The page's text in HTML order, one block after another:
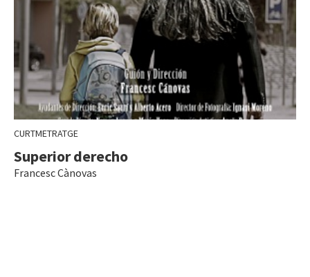
CURTMETRATGE
Superior derecho
Francesc Cànovas